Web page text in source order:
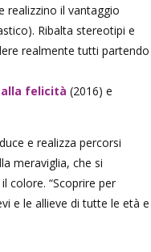
realizzino il vantaggio
Ribalta stereotipi e
realmente tutti partendo
alla felicità (2016) e
e realizza percorsi
meraviglia, che si
colore. “Scoprire per
e le allieve di tutte le età e